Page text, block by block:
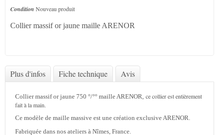
Condition Nouveau produit
Collier massif or jaune maille ARENOR
Plus d'infos Fiche technique Avis
Collier massif or jaune 750 °/°° maille ARENOR, ce collier est entièrement
fait à la main.
Ce modèle de maille massive est une création exclusive ARENOR.
Fabriquée dans nos ateliers à Nîmes, France.